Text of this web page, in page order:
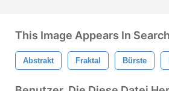
This Image Appears In
Abstrakt Fraktal Bürste